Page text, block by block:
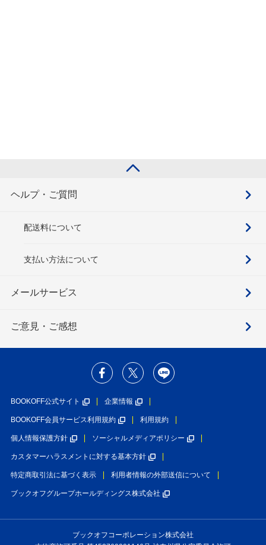
ヘルプ・ご質問
配送料について
支払い方法について
メールサービス
ご意見・ご感想
BOOKOFF公式サイト 企業情報
BOOKOFF会員サービス利用規約 利用規約
個人情報保護方針 ソーシャルメディアポリシー
カスタマーハラスメントに対する基本方針
特定商取引法に基づく表示 利用者情報の外部送信について
ブックオフグループホールディングス株式会社
ブックオフコーポレーション株式会社